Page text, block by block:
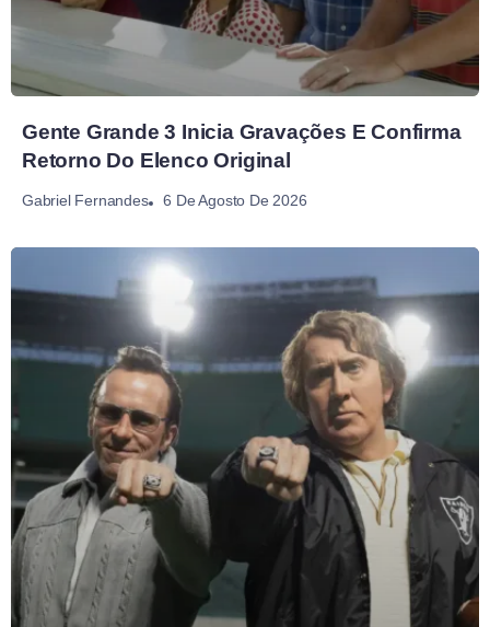
Gente Grande 3 Inicia Gravações E Confirma
Retorno Do Elenco Original
Gabriel Fernandes 6 De Agosto De 2026